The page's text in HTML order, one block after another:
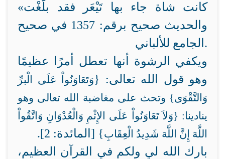
كانت شاة جاء بها تَيْعَر فقد بلَّغْت»
والحديث صحيح برقم: 1357 في صحيح
الجامع للألباني.
ويكفي الرشوة أنها تعطل أمرًا عظيمًا
وهو قول الله تعالى: {وَتَعَاوَنُواْ عَلَى الْبرِّ
وَالتَّقْوَى} وتحث على مغاضبة الله تعالى وهو
ينادينا: {وَلاَ تَعَاوَنُواْ عَلَى الإِثْمِ وَالْعُدْوَانِ وَاتَّقُواْ
اللَّهَ إِنَّ اللَّهَ شَدِيدُ الْعِقَابِ} [المائدة: 2].
بارك الله لي ولكم في القرآن العظيم،